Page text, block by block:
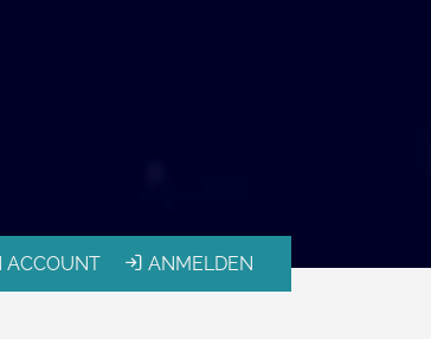
ACCOUNT ANMELDEN